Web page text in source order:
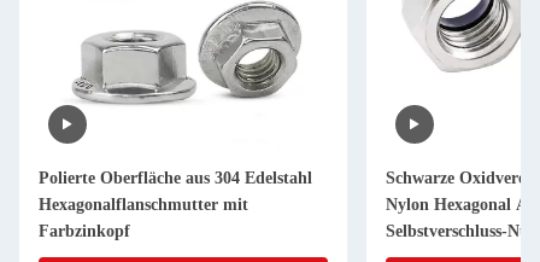
Polierte Oberfläche aus 304 Edelstahl
Hexagonalflanschmutter mit
Farbzinkopf
Schwarze
Nylon Hexagonal
Selbstverschluss-Nuss